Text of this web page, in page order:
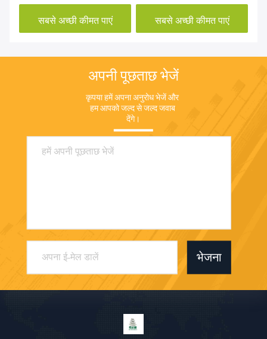
सबसे अच्छी कीमत पाएं सबसे अच्छी कीमत पाएं
अपनी पूछताछ भेजें
कृपया हमें अपना अनुरोध भेजें और
हम आपको जल्द से जल्द जवाब
देंगे।
भेजना